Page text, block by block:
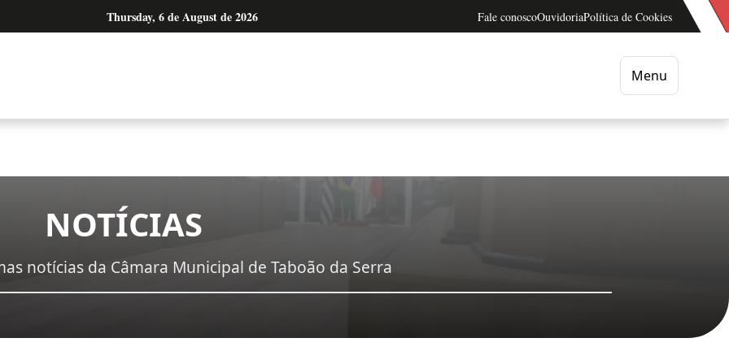
Thursday, 6 de August de 2026 Fale conoscoOuvidoriaPolítica de Cookies
Menu
NOTÍCIAS
notícias da Câmara Municipal de Taboão da Serra